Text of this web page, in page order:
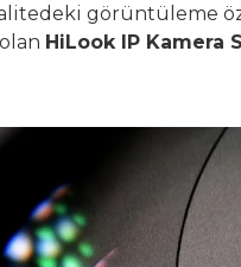
görüntüleme
HiLook IP Kamera